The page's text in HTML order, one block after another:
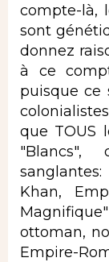
compte-là,
sont
donnez
à ce
puisque ce
que TOUS
"Blancs",
Khan,
ottoman,
Empire-